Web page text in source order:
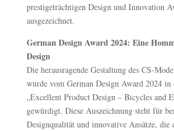
prestigeträchtigen Design und Innovation
ausgezeichnet.
German Design Award 2024: Eine
Design
Die herausragende Gestaltung des CS-
wurde vom German Design Award 2024 in
„Excellent Product Design – Bicycles and
gewürdigt. Diese Auszeichnung steht für
Designqualität und innovative Ansätze, die